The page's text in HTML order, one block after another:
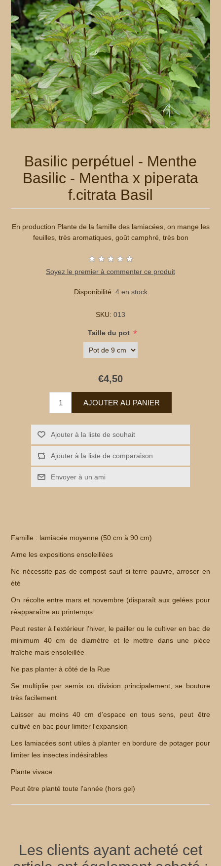
Basilic perpétuel - Menthe
Basilic - Mentha x piperata
f.citrata Basil
En production Plante de la famille des lamiacées, on mange les
feuilles, très aromatiques, goût camphré, très bon
Soyez le premier à commenter ce produit
Disponibilité: 4 en stock
SKU: 013
Taille du pot *
€4,50
Famille : lamiacée moyenne (50 cm à 90 cm)
Aime les expositions ensoleillées
Ne nécessite pas de compost sauf si terre pauvre, arroser en
été
On récolte entre mars et novembre (disparaît aux gelées pour
réapparaître au printemps
Peut rester à l'extérieur l'hiver, le pailler ou le cultiver en bac de
minimum 40 cm de diamètre et le mettre dans une pièce
fraîche mais ensoleillée
Ne pas planter à côté de la Rue
Se multiplie par semis ou division principalement, se bouture
très facilement
Laisser au moins 40 cm d'espace en tous sens, peut être
cultivé en bac pour limiter l'expansion
Les lamiacées sont utiles à planter en bordure de potager pour
limiter les insectes indésirables
Plante vivace
Peut être planté toute l'année (hors gel)
Les clients ayant acheté cet